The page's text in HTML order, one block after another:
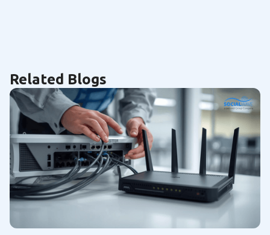
Related Blogs